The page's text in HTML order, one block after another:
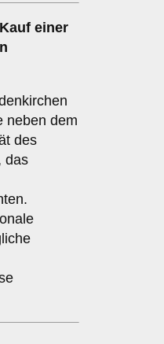
einer
neben dem
des
das